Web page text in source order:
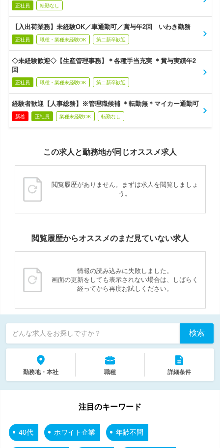
正社員 転勤なし
【入出荷業務】未経験OK／車通勤可／賞与年2回 いわき勤務
正社員 職種・業種未経験OK 第二新卒歓迎
◇未経験歓迎◇【生産管理事務】＊各種手当充実 ＊賞与実績年2
回
正社員 職種・業種未経験OK 第二新卒歓迎
経験者歓迎【人事総務】※管理職候補 ＊転勤無＊マイカー通勤可
新着 正社員 業種未経験OK 転勤なし
この求人と勤務地が同じオススメ求人
閲覧履歴がありません。まずは求人を閲覧しましょ
う。
閲覧履歴からオススメのまだ見ていない求人
情報の読み込みに失敗しました。
画面の更新をしても表示されない場合は、しばらく
経ってから再度お試しください。
どんな求人をお探しですか？ 検索
勤務地・本社 職種 詳細条件
注目のキーワード
40代 ホワイト企業 年齢不問